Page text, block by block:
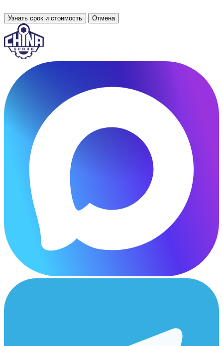
Узнать срок и стоимость Отмена